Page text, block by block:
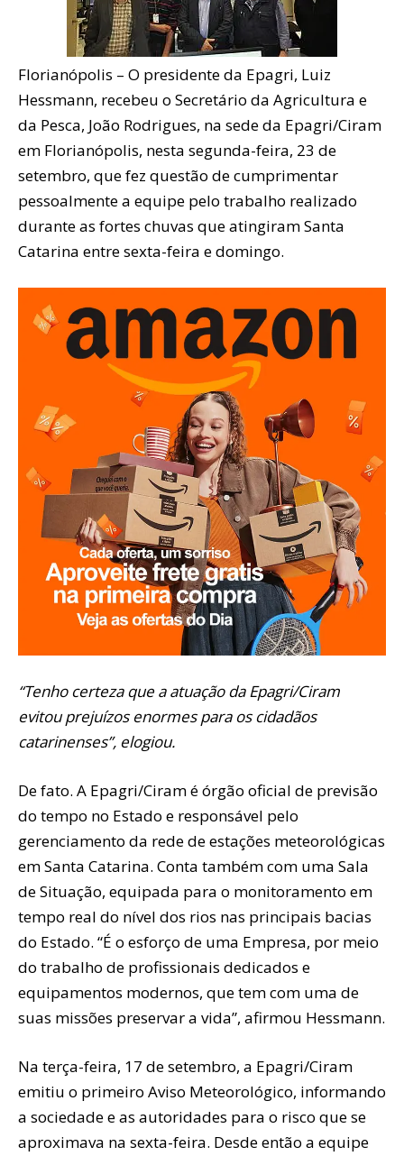
Florianópolis – O presidente da Epagri, Luiz
Hessmann, recebeu o Secretário da Agricultura e
da Pesca, João Rodrigues, na sede da Epagri/Ciram
em Florianópolis, nesta segunda-feira, 23 de
setembro, que fez questão de cumprimentar
pessoalmente a equipe pelo trabalho realizado
durante as fortes chuvas que atingiram Santa
Catarina entre sexta-feira e domingo.
“Tenho certeza que a atuação da Epagri/Ciram
evitou prejuízos enormes para os cidadãos
catarinenses”, elogiou.
De fato. A Epagri/Ciram é órgão oficial de previsão
do tempo no Estado e responsável pelo
gerenciamento da rede de estações meteorológicas
em Santa Catarina. Conta também com uma Sala
de Situação, equipada para o monitoramento em
tempo real do nível dos rios nas principais bacias
do Estado. “É o esforço de uma Empresa, por meio
do trabalho de profissionais dedicados e
equipamentos modernos, que tem com uma de
suas missões preservar a vida”, afirmou Hessmann.
Na terça-feira, 17 de setembro, a Epagri/Ciram
emitiu o primeiro Aviso Meteorológico, informando
a sociedade e as autoridades para o risco que se
aproximava na sexta-feira. Desde então a equipe